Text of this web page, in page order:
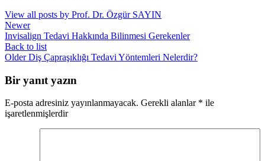
View all posts by Prof. Dr. Özgür SAYIN
Newer
Invisalign Tedavi Hakkında Bilinmesi Gerekenler
Back to list
Older Diş Çapraşıklığı Tedavi Yöntemleri Nelerdir?
Bir yanıt yazın
E-posta adresiniz yayınlanmayacak. Gerekli alanlar * ile
işaretlenmişlerdir